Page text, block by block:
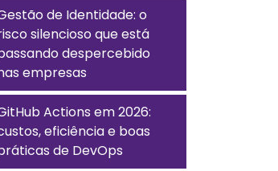
de Identidade: o
silencioso que está
despercebido
empresas
Actions em 2026:
eficiência e boas
de DevOps